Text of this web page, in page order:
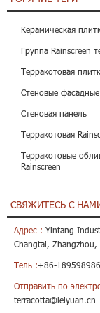
Керамическая
Группа Rainscreen
Терракотовая
Стеновые
Стеновая панель
Терракотовая
Терракотовые
Rainscreen
СВЯЖИТЕСЬ С
Адрес : Yintang
Changtai, Zhangzhou,
Тель :+86-
Отправить по
terracotta@leiyuan.cn